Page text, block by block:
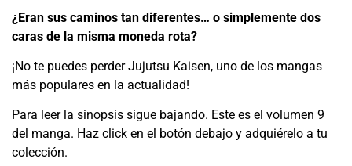
¿Eran sus caminos tan diferentes… o simplemente dos
caras de la misma moneda rota?
¡No te puedes perder Jujutsu Kaisen, uno de los mangas
más populares en la actualidad!
Para leer la sinopsis sigue bajando. Este es el volumen 9
del manga. Haz click en el botón debajo y adquiérelo a tu
colección.